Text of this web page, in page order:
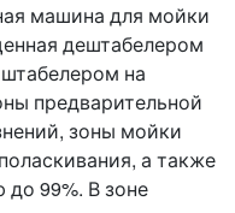
машина для мойки
дештабелером
на
предварительной
зоны мойки
а также
99%. В зоне